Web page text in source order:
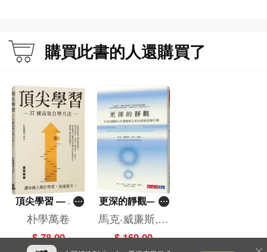
購買此書的人還購買了
頂尖學習 — 37
種高效自學方法
朴學萬卷
$ 78.00
更深的靜觀——
正念8週靜心計
畫創始人的全新
感受調子課
馬克‧威廉斯,丹
尼‧潘曼
$ 160.00